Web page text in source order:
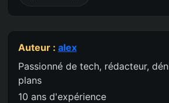
Auteur : alex
Passionné de tech, rédacteur,
plans
10 ans d'expérience